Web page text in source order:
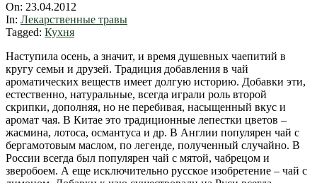
04-
23
On: 23.04.2012
In: Лекарственные травы
Tagged: Кухня
Наступила осень, а значит, и время душевных чаепитий в
кругу семьи и друзей. Традиция добавления в чай
ароматических веществ имеет долгую историю. Добавки эти,
естественно, натуральные, всегда играли роль второй
скрипки, дополняя, но не перебивая, насыщенный вкус и
аромат чая. В Китае это традиционные лепестки цветов –
жасмина, лотоса, османтуса и др. В Англии популярен чай с
бергамотовым маслом, по легенде, полученный случайно. В
России всегда был популярен чай с мятой, чабрецом и
зверобоем. А еще исключительно русское изобретение – чай с